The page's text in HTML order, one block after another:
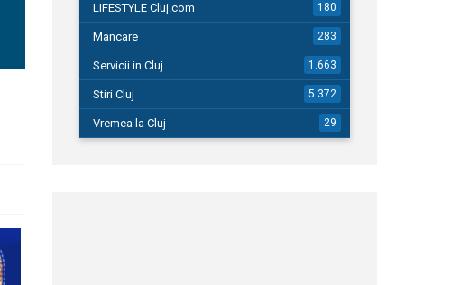
LIFESTYLE Cluj.com 180
Mancare 283
Servicii in Cluj 1.663
Stiri Cluj 5.372
Vremea la Cluj 29